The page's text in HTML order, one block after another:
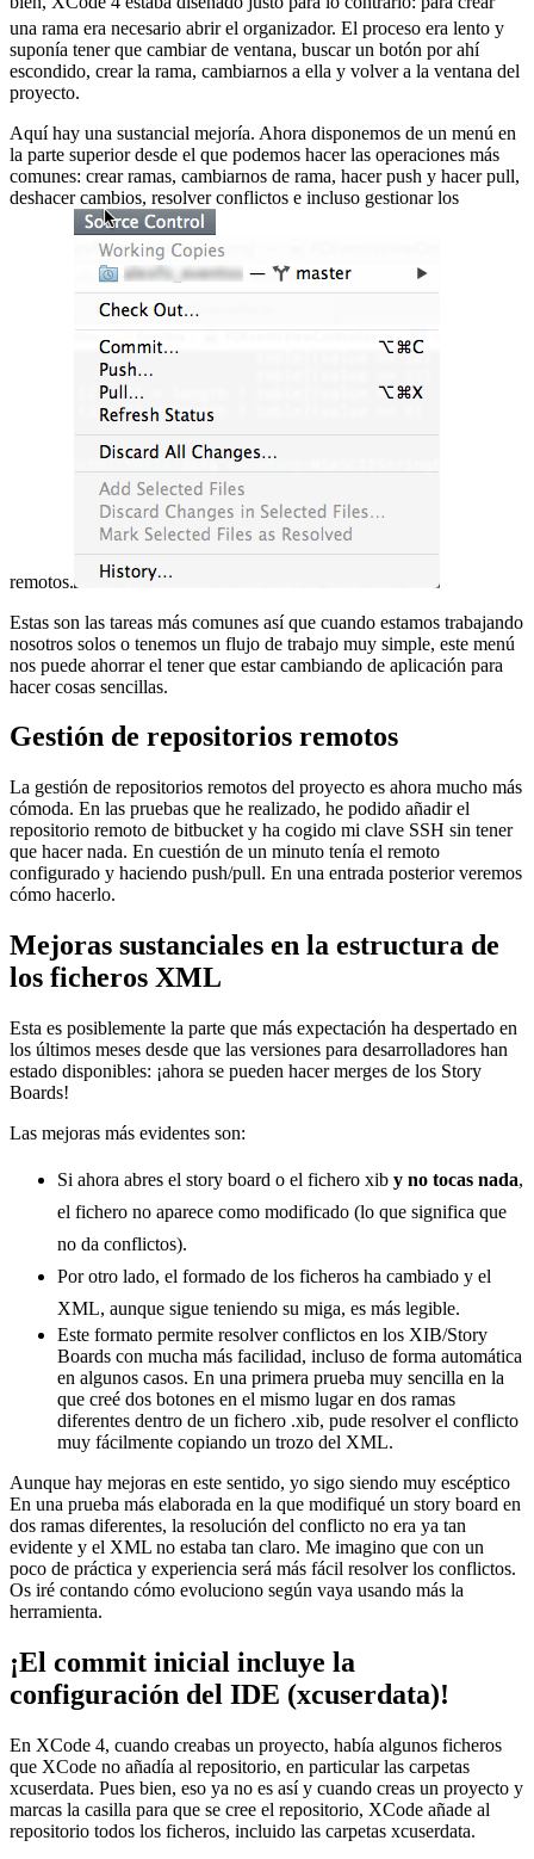
una rama era necesario abrir el organizador. El proceso era lento y
suponía tener que cambiar de ventana, buscar un botón por ahí
escondido, crear la rama, cambiarnos a ella y volver a la ventana del
proyecto.
Aquí hay una sustancial mejoría. Ahora disponemos de un menú en
la parte superior desde el que podemos hacer las operaciones más
comunes: crear ramas, cambiarnos de rama, hacer push y hacer pull,
deshacer cambios, resolver conflictos e incluso gestionar los
remotos.
Estas son las tareas más comunes así que cuando estamos trabajando
nosotros solos o tenemos un flujo de trabajo muy simple, este menú
nos puede ahorrar el tener que estar cambiando de aplicación para
hacer cosas sencillas.
Gestión de repositorios remotos
La gestión de repositorios remotos del proyecto es ahora mucho más
cómoda. En las pruebas que he realizado, he podido añadir el
repositorio remoto de bitbucket y ha cogido mi clave SSH sin tener
que hacer nada. En cuestión de un minuto tenía el remoto
configurado y haciendo push/pull. En una entrada posterior veremos
cómo hacerlo.
Mejoras sustanciales en la estructura de
los ficheros XML
Esta es posiblemente la parte que más expectación ha despertado en
los últimos meses desde que las versiones para desarrolladores han
estado disponibles: ¡ahora se pueden hacer merges de los Story
Boards!
Las mejoras más evidentes son:
Si ahora abres el story board o el fichero xib y no tocas nada,
el fichero no aparece como modificado (lo que significa que
no da conflictos).
Por otro lado, el formado de los ficheros ha cambiado y el
XML, aunque sigue teniendo su miga, es más legible.
Este formato permite resolver conflictos en los XIB/Story
Boards con mucha más facilidad, incluso de forma automática
en algunos casos. En una primera prueba muy sencilla en la
que creé dos botones en el mismo lugar en dos ramas
diferentes dentro de un fichero .xib, pude resolver el conflicto
muy fácilmente copiando un trozo del XML.
Aunque hay mejoras en este sentido, yo sigo siendo muy escéptico
En una prueba más elaborada en la que modifiqué un story board en
dos ramas diferentes, la resolución del conflicto no era ya tan
evidente y el XML no estaba tan claro. Me imagino que con un
poco de práctica y experiencia será más fácil resolver los conflictos.
Os iré contando cómo evoluciono según vaya usando más la
herramienta.
¡El commit inicial incluye la
configuración del IDE (xcuserdata)!
En XCode 4, cuando creabas un proyecto, había algunos ficheros
que XCode no añadía al repositorio, en particular las carpetas
xcuserdata. Pues bien, eso ya no es así y cuando creas un proyecto y
marcas la casilla para que se cree el repositorio, XCode añade al
repositorio todos los ficheros, incluido las carpetas xcuserdata.